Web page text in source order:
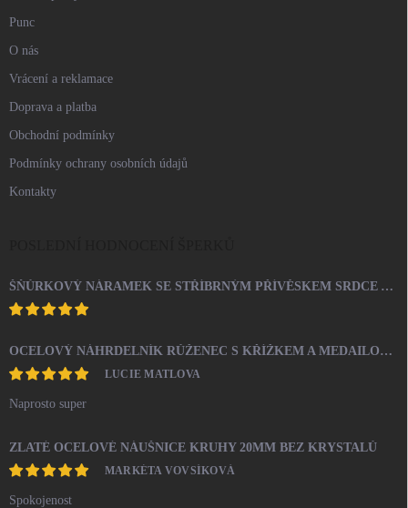
Punc
O nás
Vrácení a reklamace
Doprava a platba
Obchodní podmínky
Podmínky ochrany osobních údajů
Kontakty
ŠŇŮRKOVÝ NÁRAMEK SE STŘÍBRNÝM PŘÍVĚSKEM SRDCE A KRYSTALY SWAROVSKI CRYSTAL (STŘÍBRO 925/1000)
OCELOVÝ NÁHRDELNÍK RŮŽENEC S KŘÍŽKEM A MEDAILONEM
LUCIE MATLOVA
Naprosto super
ZLATÉ OCELOVÉ NÁUŠNICE KRUHY 20MM BEZ KRYSTALŮ
MARKÉTA VOVSÍKOVÁ
Spokojenost